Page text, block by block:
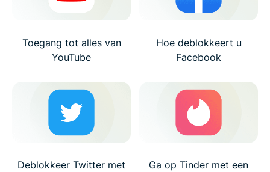
Toegang tot alles van
YouTube
Hoe deblokkeert u
Facebook
Deblokkeer Twitter met
Ga op Tinder met een